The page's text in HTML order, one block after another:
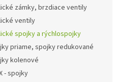
zámky, brzdiace ventily
ventily
spojky a rýchlospojky
priame, spojky redukované
kolenové
- spojky